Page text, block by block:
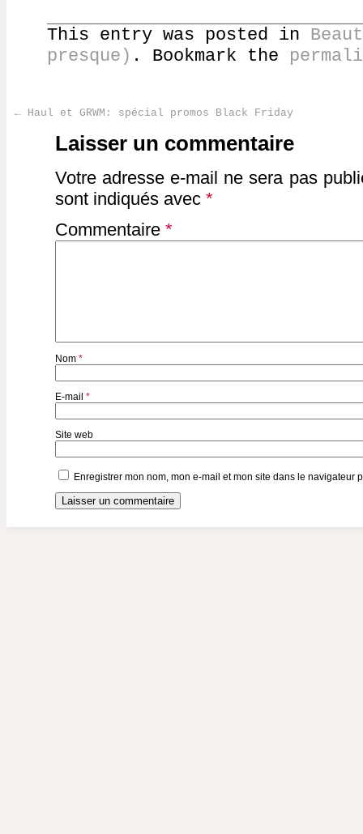
This entry was posted in
presque) . Bookmark the
← Haul et GRWM: spécial promos Black Friday
Laisser un commentaire
Votre adresse e-mail ne sera pas
sont indiqués avec *
Commentaire *
Nom *
E-mail *
Site web
Enregistrer mon nom, mon e-mail et mon site dans le navigateur